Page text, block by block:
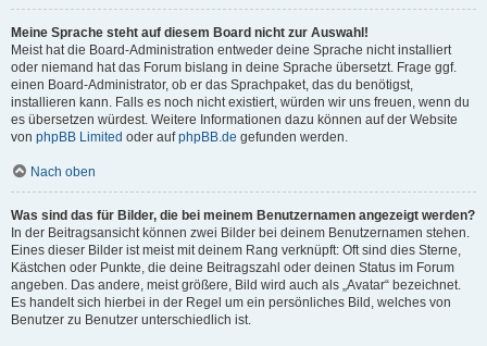
Meine Sprache steht auf diesem Board nicht zur Auswahl!
Meist hat die Board-Administration entweder deine Sprache nicht installiert
oder niemand hat das Forum bislang in deine Sprache übersetzt. Frage ggf.
einen Board-Administrator, ob er das Sprachpaket, das du benötigst,
installieren kann. Falls es noch nicht existiert, würden wir uns freuen, wenn du
es übersetzen würdest. Weitere Informationen dazu können auf der Website
von phpBB Limited oder aufphpBB.de gefunden werden.
Nach oben
Was sind das für Bilder, die bei meinem Benutzernamen angezeigt werden?
In der Beitragsansicht können zwei Bilder bei deinem Benutzernamen stehen.
Eines dieser Bilder ist meist mit deinem Rang verknüpft: Oft sind dies Sterne,
Kästchen oder Punkte, die deine Beitragszahl oder deinen Status im Forum
angeben. Das andere, meist größere, Bild wird auch als „Avatar“ bezeichnet.
Es handelt sich hierbei in der Regel um ein persönliches Bild, welches von
Benutzer zu Benutzer unterschiedlich ist.